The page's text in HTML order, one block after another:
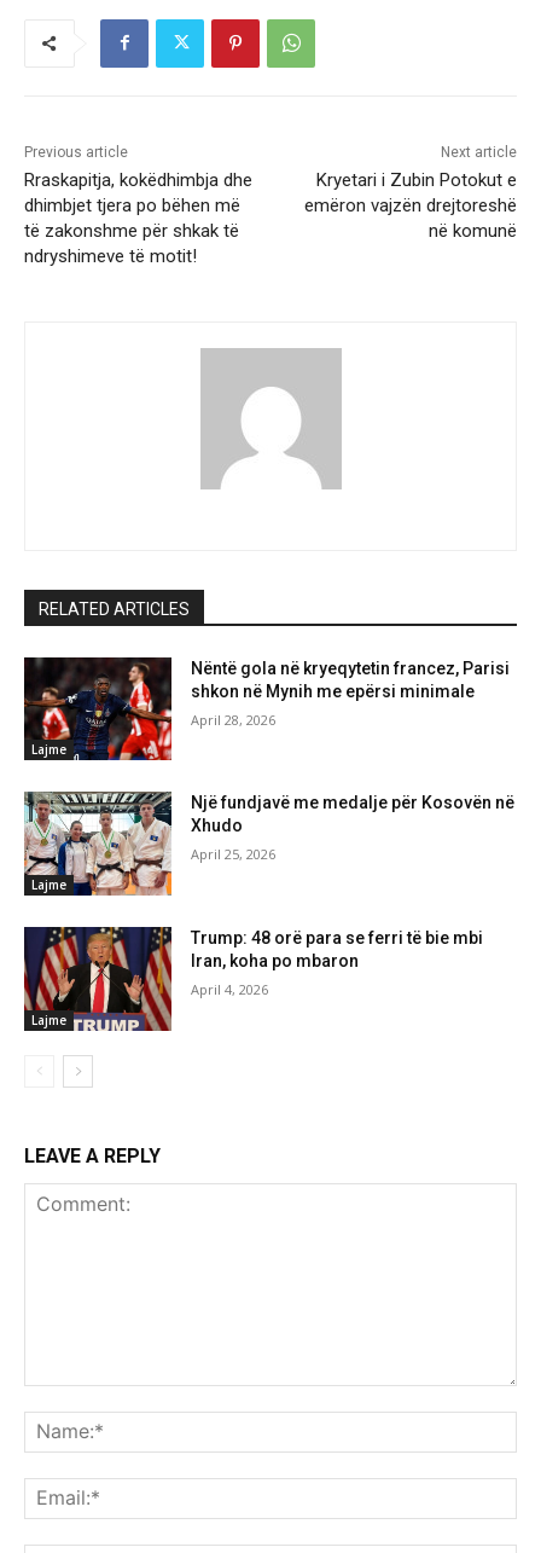
Previous article
Rraskapitja, kokëdhimbja dhe
dhimbjet tjera po bëhen më
të zakonshme për shkak të
ndryshimeve të motit!
Next article
Kryetari i Zubin Potokut e
emëron vajzën drejtoreshë
në komunë
RELATED ARTICLES
Lajme
Nëntë gola në kryeqytetin francez, Parisi
shkon në Mynih me epërsi minimale
April 28, 2026
Lajme
Një fundjavë me medalje për Kosovën në
Xhudo
April 25, 2026
Lajme
Trump: 48 orë para se ferri të bie mbi
Iran, koha po mbaron
April 4, 2026
LEAVE A REPLY